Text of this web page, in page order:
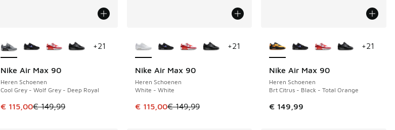
Nike Air Max 90
Heren Schoenen
Cool Grey - Wolf Grey - Deep Royal
Dit artikel is in de uitverkoop. Dit artikel is in de aanbieding Prijs verlaagd van € 149,99 naar € 115,00
€ 115,00€ 149,99
BESPAAR € 34
+21
Nike Air Max 90
Heren Schoenen
White - White
Dit artikel is in de uitverkoop. Dit artikel is in de aanbieding Prijs
€ 115,00€ 149,99
BESPAAR € 34
+21
Nike Air Max 90
Heren Schoenen
Brt Citrus - Black - Total Orange
€ 149,99
+21